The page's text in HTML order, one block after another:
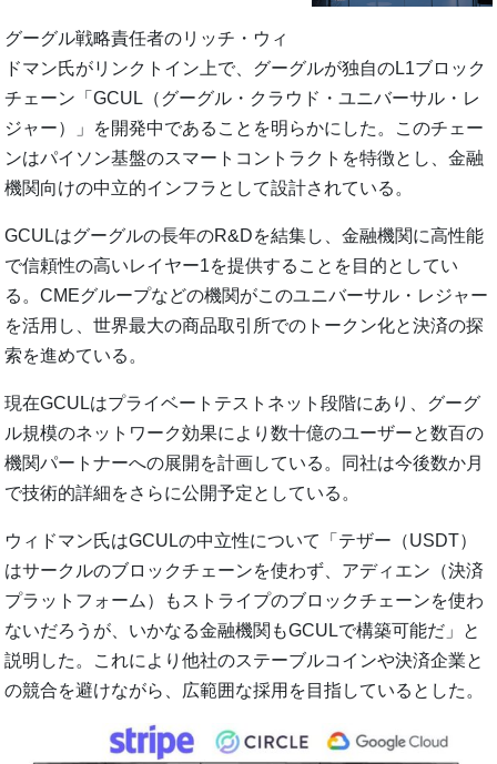
グーグル戦略責任者のリッチ・ウィ
ドマン氏がリンクトイン上で、グーグルが独自のL1ブロック
チェーン「GCUL（グーグル・クラウド・ユニバーサル・レ
ジャー）」を開発中であることを明らかにした。このチェー
ンはパイソン基盤のスマートコントラクトを特徴とし、金融
機関向けの中立的インフラとして設計されている。
GCULはグーグルの長年のR&Dを結集し、金融機関に高性能
で信頼性の高いレイヤー1を提供することを目的としてい
る。CMEグループなどの機関がこのユニバーサル・レジャー
を活用し、世界最大の商品取引所でのトークン化と決済の探
索を進めている。
現在GCULはプライベートテストネット段階にあり、グーグ
ル規模のネットワーク効果により数十億のユーザーと数百の
機関パートナーへの展開を計画している。同社は今後数か月
で技術的詳細をさらに公開予定としている。
ウィドマン氏はGCULの中立性について「テザー（USDT）
はサークルのブロックチェーンを使わず、アディエン（決済
プラットフォーム）もストライプのブロックチェーンを使わ
ないだろうが、いかなる金融機関もGCULで構築可能だ」と
説明した。これにより他社のステーブルコインや決済企業と
の競合を避けながら、広範囲な採用を目指しているとした。